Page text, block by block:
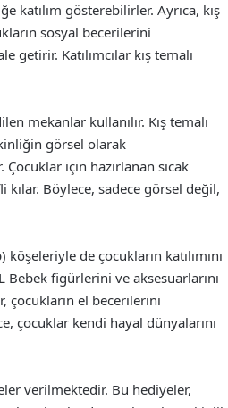
katılım gösterebilirler. Ayrıca, kış
sosyal becerilerini
getirir. Katılımcılar kış temalı
mekanlar kullanılır. Kış temalı
görsel olarak
için hazırlanan sıcak
Böylece, sadece görsel değil,
de çocukların katılımını
figürlerini ve aksesuarlarını
çocukların el becerilerini
çocuklar kendi hayal dünyalarını
verilmektedir. Bu hediyeler,